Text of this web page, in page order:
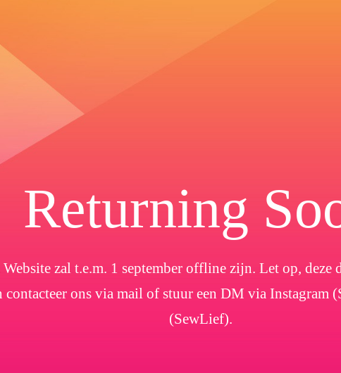
Returning
zal t.e.m. 1 september offline zijn. Let op,
contacteer ons via mail of stuur een DM via
(SewLief).